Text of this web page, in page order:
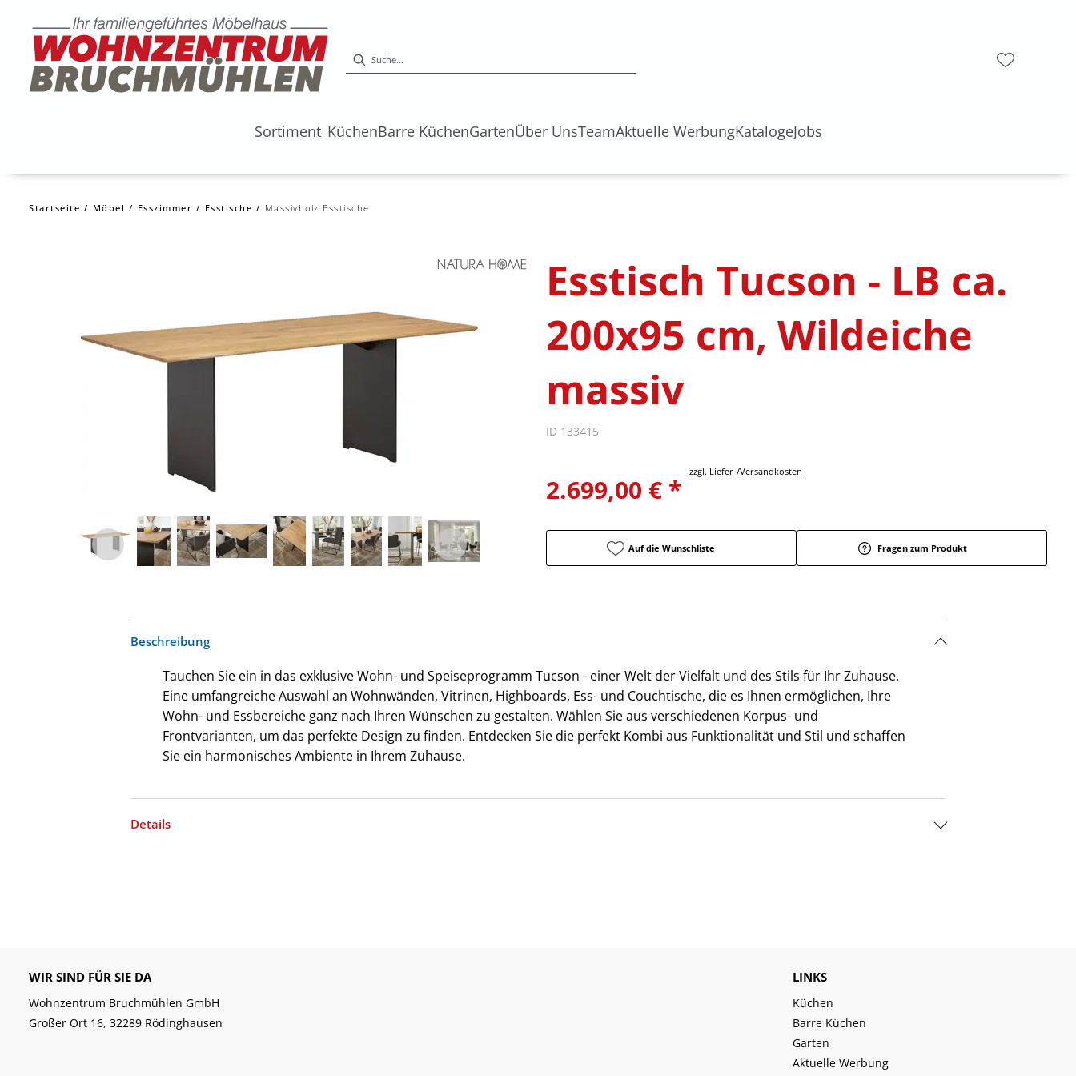
Sortiment KüchenBarre KüchenGartenÜber UnsTeamAktuelle WerbungKatalogeJobs
Startseite Möbel Esszimmer Esstische Massivholz Esstische
Esstisch Tucson - LB ca.
200x95 cm, Wildeiche
massiv
ID 133415
2.699,00 € *
zzgl. Liefer-/Versandkosten
Auf die Wunschliste Fragen zum Produkt
Beschreibung
Tauchen Sie ein in das exklusive Wohn- und Speiseprogramm Tucson - einer Welt der Vielfalt und des Stils für Ihr Zuhause.
Eine umfangreiche Auswahl an Wohnwänden, Vitrinen, Highboards, Ess- und Couchtische, die es Ihnen ermöglichen, Ihre
Wohn- und Essbereiche ganz nach Ihren Wünschen zu gestalten. Wählen Sie aus verschiedenen Korpus- und
Frontvarianten, um das perfekte Design zu finden. Entdecken Sie die perfekt Kombi aus Funktionalität und Stil und schaffen
Sie ein harmonisches Ambiente in Ihrem Zuhause.
Details
WIR SIND FÜR SIE DA
Wohnzentrum Bruchmühlen GmbH
Großer Ort 16, 32289 Rödinghausen
LINKS
Küchen
Barre Küchen
Garten
Aktuelle Werbung